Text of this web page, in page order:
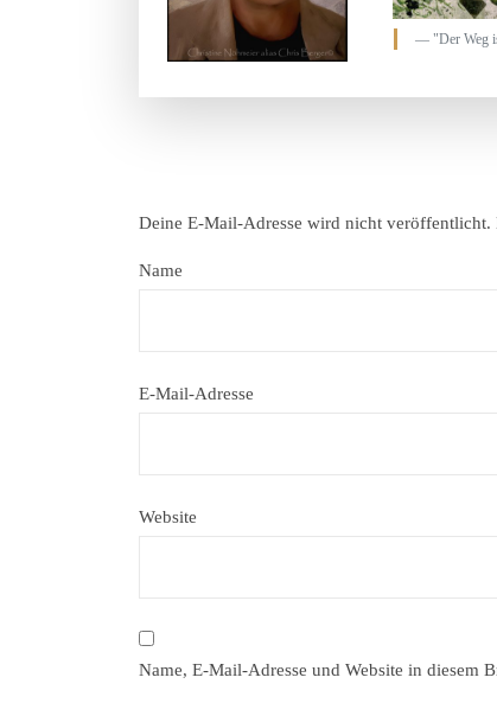
"Der Weg
Deine E-Mail-Adresse wird nicht veröffentlicht.
Name
E-Mail-Adresse
Website
Name, E-Mail-Adresse und Website in diesem